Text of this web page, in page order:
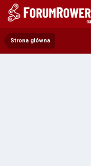
Strona główna